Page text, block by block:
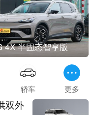
4X 半固态智享版
轿车 更多
双外